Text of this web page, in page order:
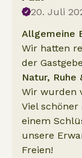
20. Juli
Allgemeine
Wir hatten
der
Natur, Ruhe
Wir wurden
Viel
einem
unsere
Freien!